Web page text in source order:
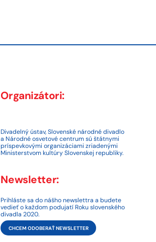
Organizátori:
Divadelný ústav, Slovenské národné divadlo
a Národné osvetové centrum sú štátnymi
príspevkovými organizáciami zriadenými
Ministerstvom kultúry Slovenskej republiky.
Newsletter:
Prihláste sa do nášho newslettra a budete
vedieť o každom podujatí Roku slovenského
divadla 2020.
CHCEM ODOBERAŤ NEWSLETTER